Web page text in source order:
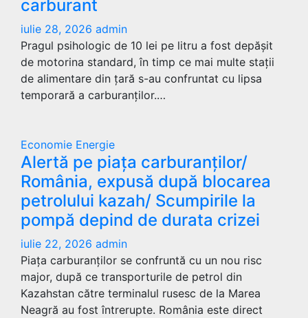
carburant
iulie 28, 2026 admin
Pragul psihologic de 10 lei pe litru a fost depășit
de motorina standard, în timp ce mai multe stații
de alimentare din țară s-au confruntat cu lipsa
temporară a carburanților.…
Economie Energie
Alertă pe piața carburanților/
România, expusă după blocarea
petrolului kazah/ Scumpirile la
pompă depind de durata crizei
iulie 22, 2026 admin
Piața carburanților se confruntă cu un nou risc
major, după ce transporturile de petrol din
Kazahstan către terminalul rusesc de la Marea
Neagră au fost întrerupte. România este direct